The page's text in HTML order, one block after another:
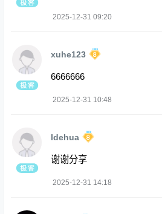
2025-12-31 09:20
xuhe123
6666666
2025-12-31 10:48
ldehua
谢谢分享
2025-12-31 14:18